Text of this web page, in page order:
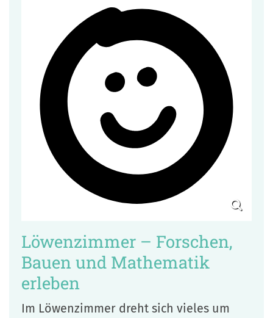
Löwenzimmer – Forschen,
Bauen und Mathematik
erleben
Im Löwenzimmer dreht sich vieles um